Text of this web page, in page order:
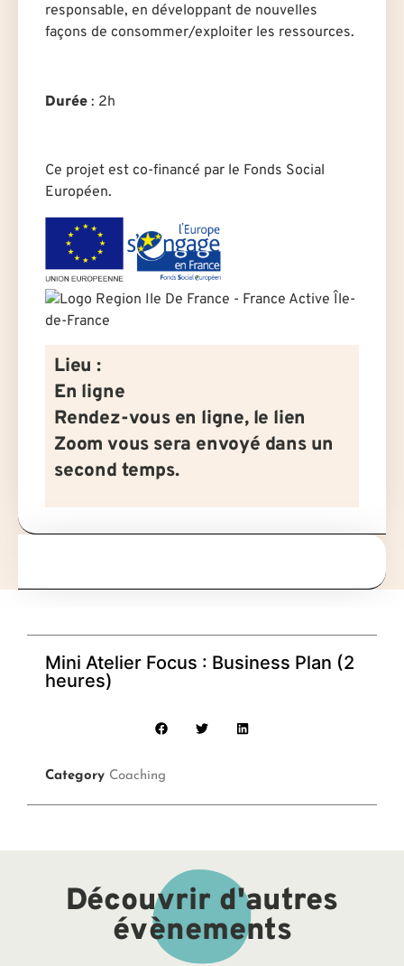
responsable, en développant de nouvelles
façons de consommer/exploiter les ressources.
Durée : 2h
Ce projet est co-financé par le Fonds Social
Européen.
Lieu :
En ligne
Rendez-vous en ligne, le lien
Zoom vous sera envoyé dans un
second temps.
Mini Atelier Focus : Business Plan (2
heures)
Category Coaching
Découvrir d'autres
évènements